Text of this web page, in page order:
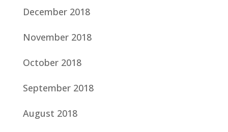
December 2018
November 2018
October 2018
September 2018
August 2018